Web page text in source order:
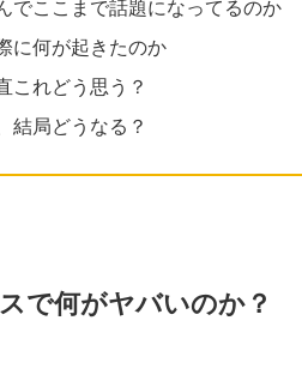
でここまで話題になってるのか
に何が起きたのか
これどう思う？
結局どうなる？
で何がヤバいのか？